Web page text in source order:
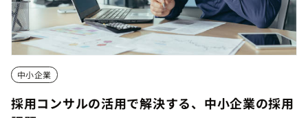
中小企業
採用コンサルの活用で解決する、中小企業の採用